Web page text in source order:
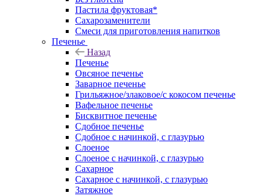
Пастила фруктовая*
Сахарозаменители
Смеси для приготовления напитков
Печенье
Назад
Печенье
Овсяное печенье
Заварное печенье
Грильяжное/злаковое/с кокосом печенье
Вафельное печенье
Бисквитное печенье
Сдобное печенье
Сдобное с начинкой, с глазурью
Слоеное
Слоеное с начинкой, с глазурью
Сахарное
Сахарное с начинкой, с глазурью
Затяжное